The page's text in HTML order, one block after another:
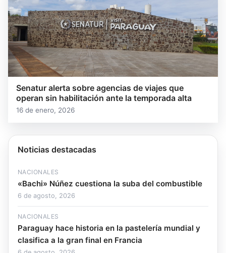
Senatur alerta sobre agencias de viajes que
operan sin habilitación ante la temporada alta
16 de enero, 2026
Noticias destacadas
NACIONALES
«Bachi» Núñez cuestiona la suba del combustible
6 de agosto, 2026
NACIONALES
Paraguay hace historia en la pastelería mundial y
clasifica a la gran final en Francia